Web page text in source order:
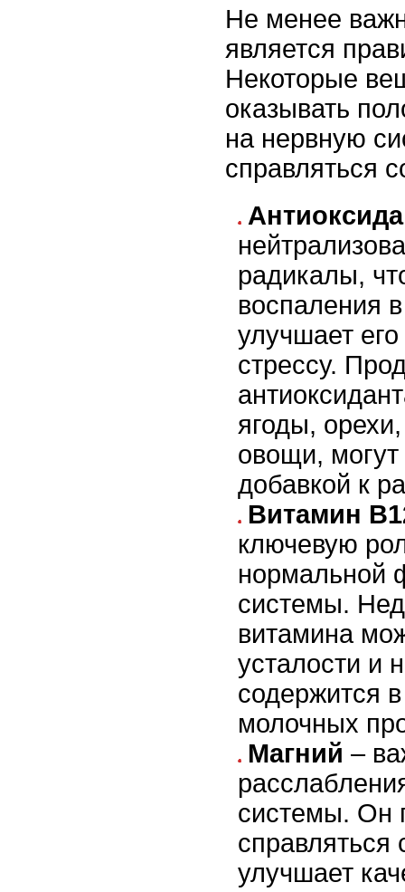
Не менее
является
Некоторые
оказывать
на нервную
справляться
радикалы,
воспаления
улучшает его
стрессу.
ягоды,
овощи, могут
добавкой к
Витамин
ключевую
нормальной
системы.
витамина
усталости и
содержится
молочных
Магний –
системы. Он
улучшает